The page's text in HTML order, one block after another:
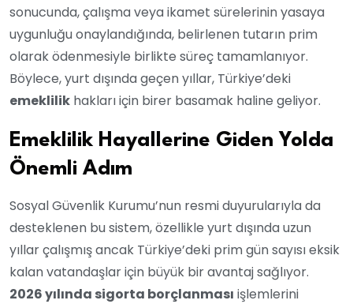
sonucunda, çalışma veya ikamet sürelerinin yasaya
uygunluğu onaylandığında, belirlenen tutarın prim
olarak ödenmesiyle birlikte süreç tamamlanıyor.
Böylece, yurt dışında geçen yıllar, Türkiye’deki
emeklilik hakları için birer basamak haline geliyor.
Emeklilik Hayallerine Giden Yolda
Önemli Adım
Sosyal Güvenlik Kurumu’nun resmi duyurularıyla da
desteklenen bu sistem, özellikle yurt dışında uzun
yıllar çalışmış ancak Türkiye’deki prim gün sayısı eksik
kalan vatandaşlar için büyük bir avantaj sağlıyor.
2026 yılında sigorta borçlanması işlemlerini